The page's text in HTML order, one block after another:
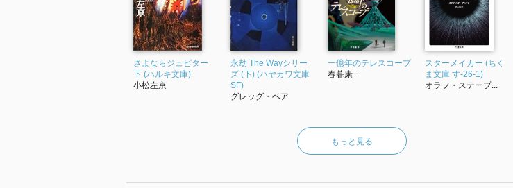
さよならジュピター
下 (ハルキ文庫)
小松左京
永劫 The Wayシリー
ズ (下) (ハヤカワ文庫
SF)
グレッグ・ベア
一億年のテレスコープ
春暮康一
スターメイカー (ちく
ま文庫 す-26-1)
オラフ・ステープ...
もっと見る